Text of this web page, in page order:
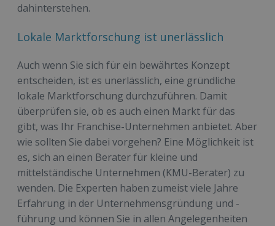
dahinterstehen.
Lokale Marktforschung ist unerlässlich
Auch wenn Sie sich für ein bewährtes Konzept
entscheiden, ist es unerlässlich, eine gründliche
lokale Marktforschung durchzuführen. Damit
überprüfen sie, ob es auch einen Markt für das
gibt, was Ihr Franchise-Unternehmen anbietet. Aber
wie sollten Sie dabei vorgehen? Eine Möglichkeit ist
es, sich an einen Berater für kleine und
mittelständische Unternehmen (KMU-Berater) zu
wenden. Die Experten haben zumeist viele Jahre
Erfahrung in der Unternehmensgründung und -
führung und können Sie in allen Angelegenheiten